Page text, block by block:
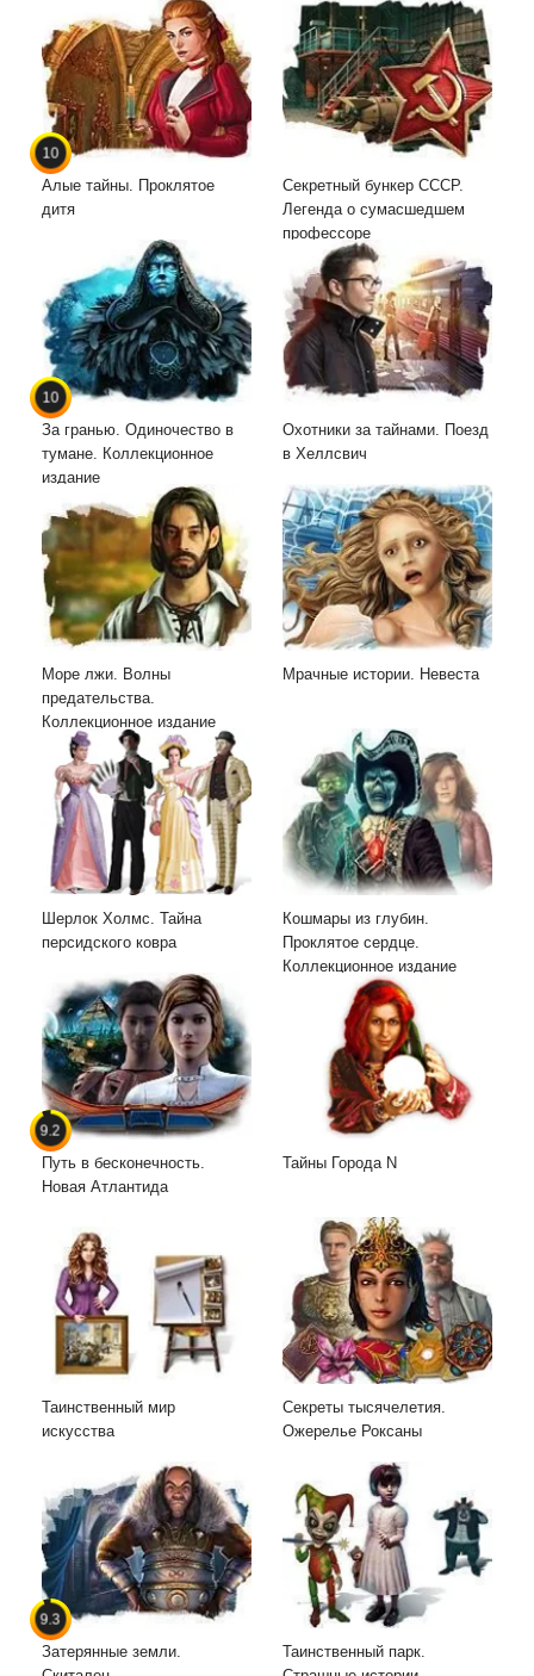
10
Алые тайны. Проклятое
дитя
Секретный бункер СССР.
Легенда о сумасшедшем
профессоре
10
За гранью. Одиночество в
тумане. Коллекционное
издание
Охотники за тайнами. Поезд
в Хеллсвич
Море лжи. Волны
предательства.
Коллекционное издание
Мрачные истории. Невеста
Шерлок Холмс. Тайна
персидского ковра
Кошмары из глубин.
Проклятое сердце.
Коллекционное издание
9.2
Путь в бесконечность.
Новая Атлантида
Тайны Города N
Таинственный мир
искусства
Секреты тысячелетия.
Ожерелье Роксаны
9.3
Затерянные земли.
Таинственный парк.